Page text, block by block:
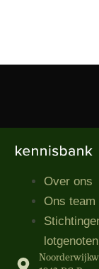
Over ons
Ons team
lotgenoten